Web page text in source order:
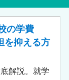
の学費
を抑える方
解説。就学